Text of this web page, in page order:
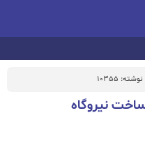
10355
ساخت نیروگاه